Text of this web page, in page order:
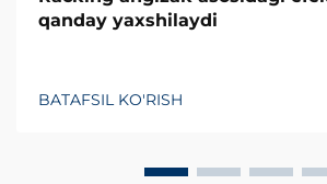
qanday yaxshilaydi
BATAFSIL KO'RISH